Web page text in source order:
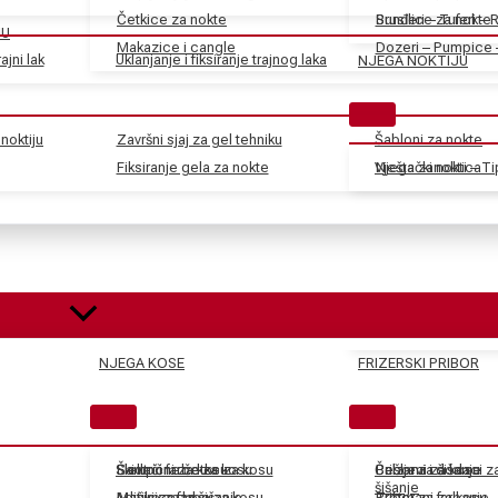
lak Uklanjanje i fiksiranje trajnog laka
Završni sjaj za gel tehniku
Fiksiranje gela za nokte
Šabloni za nokte
Vještački nokti –
Četkice za nokte
Makazice i cangle
Sunđeri – Tuferi –
Dozeri – Pumpice
Brusilice za nokte
NJEGA NOKTIJU
Njega zanoktica
Skidači farbe za kosu
Električne četke za kosu
Češljevi i dodaci
šišanje
NJEGA KOSE
Šamponi za kosu
Balzami za kosu
FRIZERSKI PRIBOR
Pribor za šišanje